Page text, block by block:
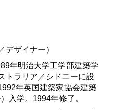
デザイナー）
年明治大学工学部建築学
トラリア／シドニーに設
年英国建築家協会建築
入学。1994年修了。